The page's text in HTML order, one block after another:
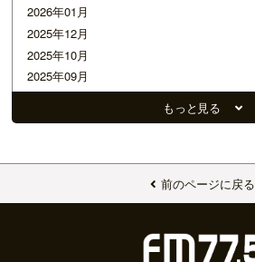
2026年01月
2025年12月
2025年10月
2025年09月
2025年07月
2025年05月
2025年03月
もっと見る
前のページに戻る